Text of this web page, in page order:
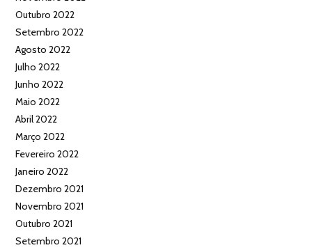
Outubro 2022
Setembro 2022
Agosto 2022
Julho 2022
Junho 2022
Maio 2022
Abril 2022
Março 2022
Fevereiro 2022
Janeiro 2022
Dezembro 2021
Novembro 2021
Outubro 2021
Setembro 2021